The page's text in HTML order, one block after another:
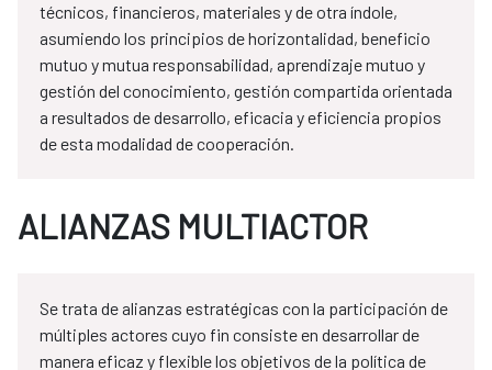
técnicos, financieros, materiales y de otra índole,
asumiendo los principios de horizontalidad, beneficio
mutuo y mutua responsabilidad, aprendizaje mutuo y
gestión del conocimiento, gestión compartida orientada
a resultados de desarrollo, eficacia y eficiencia propios
de esta modalidad de cooperación.
ALIANZAS MULTIACTOR
Se trata de alianzas estratégicas con la participación de
múltiples actores cuyo fin consiste en desarrollar de
manera eficaz y flexible los objetivos de la política de